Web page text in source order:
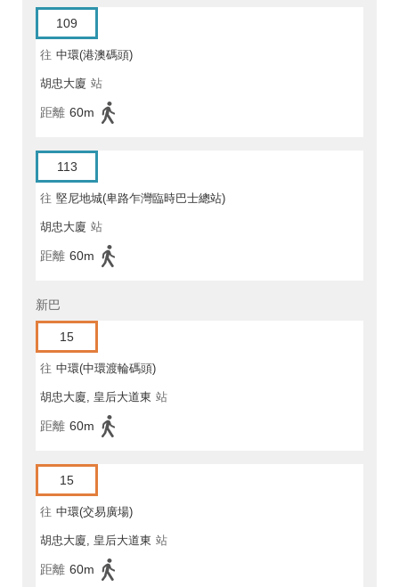
109
往 中環(港澳碼頭)
胡忠大廈 站
距離 60m
113
往 堅尼地城(卑路乍灣臨時巴士總站)
胡忠大廈 站
距離 60m
新巴
15
往 中環(中環渡輪碼頭)
胡忠大廈, 皇后大道東 站
距離 60m
15
往 中環(交易廣場)
胡忠大廈, 皇后大道東 站
距離 60m